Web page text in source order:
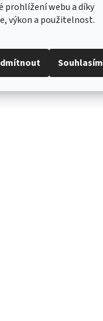
prohlížení webu a díky
výkon a použitelnost.
Souhlasím